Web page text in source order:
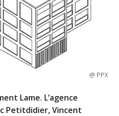
@ PPX
Lame. L’agence
Petitdidier, Vincent